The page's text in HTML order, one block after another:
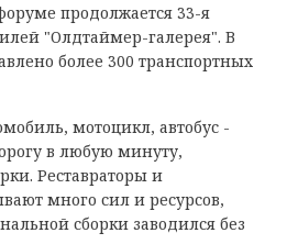
продолжается 33-я
"Олдтаймер-галерея". В
более 300 транспортных
мотоцикл, автобус -
в любую минуту,
Реставраторы и
много сил и ресурсов,
сборки заводился без